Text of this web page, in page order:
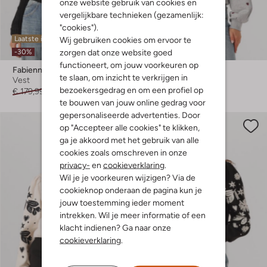
onze website gebruik van cookies en
vergelijkbare technieken (gezamenlijk:
"cookies").
Wij gebruiken cookies om ervoor te
zorgen dat onze website goed
functioneert, om jouw voorkeuren op
te slaan, om inzicht te verkrijgen in
bezoekersgedrag en om een profiel op
te bouwen van jouw online gedrag voor
gepersonaliseerde advertenties. Door
op "Accepteer alle cookies" te klikken,
ga je akkoord met het gebruik van alle
cookies zoals omschreven in onze
privacy- en cookieverklaring.
Wil je je voorkeuren wijzigen? Via de
cookieknop onderaan de pagina kun je
jouw toestemming ieder moment
intrekken. Wil je meer informatie of een
klacht indienen? Ga naar onze
cookieverklaring.
Laatste items
-30%
Fabienne Chapot
Vest
€ 179,99
€ 125,99
Laatste maten
-20%
Fabienne Chapot
Sweater
€ 119,99 € 95,99